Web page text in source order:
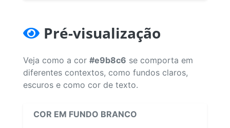
Pré-visualização
Veja como a cor #e9b8c6 se comporta em
diferentes contextos, como fundos claros,
escuros e como cor de texto.
COR EM FUNDO BRANCO